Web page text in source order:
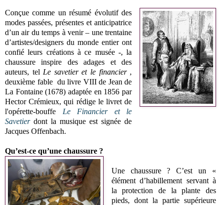
Conçue comme un résumé évolutif des
modes passées, présentes et anticipatrice
d’un air du temps à venir – une trentaine
d’artistes/designers du monde entier ont
confié leurs créations à ce musée -, la
chaussure inspire des adages et des
auteurs, tel Le savetier et le financier,
deuxième fable du livre VIII de Jean de
La Fontaine (1678) adaptée en 1856 par
Hector Crémieux, qui rédige le livret de
l'opérette-bouffe Le Financier et le
Savetierdont la musique est signée de
Jacques Offenbach.
Qu’est-ce qu’une chaussure ?
Une chaussure ? C’est un «
élément d’habillement servant à
la protection de la plante des
pieds, dont la partie supérieure